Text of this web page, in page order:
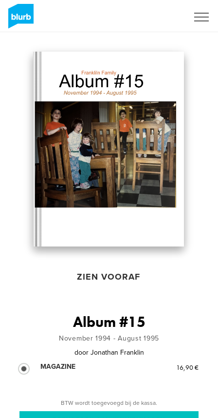
ZIEN VOORAF
Album #15
November 1994 - August 1995
door Jonathan Franklin
MAGAZINE
16,90 €
BTW wordt toegevoegd bij de kassa.